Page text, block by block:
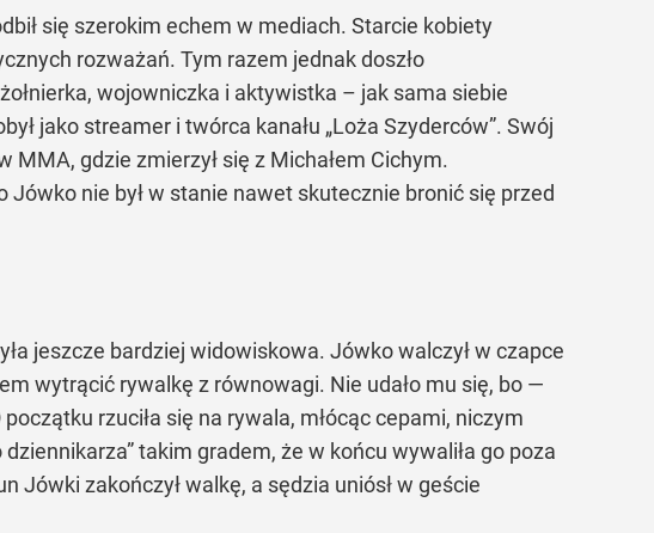
się szerokim echem w mediach. Starcie kobiety
rozważań. Tym razem jednak doszło
wojowniczka i aktywistka – jak sama siebie
jako streamer i twórca kanału „Loża Szyderców”. Swój
gdzie zmierzył się z Michałem Cichym.
nie był w stanie nawet skutecznie bronić się przed
jeszcze bardziej widowiskowa. Jówko walczył w czapce
wytrącić rywalkę z równowagi. Nie udało mu się, bo —
rzuciła się na rywala, młócąc cepami, niczym
takim gradem, że w końcu wywaliła go poza
Jówki zakończył walkę, a sędzia uniósł w geście